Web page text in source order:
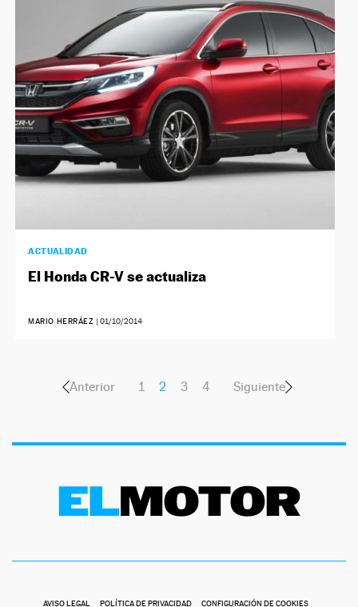
ACTUALIDAD
El Honda CR-V se actualiza
MARIO HERRÁEZ | 01/10/2014
Anterior 1 2 3 4 Siguiente
AVISO LEGAL POLÍTICA DE PRIVACIDAD CONFIGURACIÓN DE COOKIES